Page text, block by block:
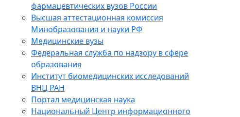
фармацевтических вузов России
Высшая аттестационная комиссия
Минобразования и науки РФ
Медицинские вузы
Федеральная служба по надзору в сфере
образования
Институт биомедицинских исследований
ВНЦ РАН
Портал медицинская наука
Национальный Центр информационного